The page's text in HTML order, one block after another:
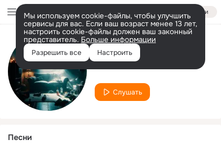
Войти
Мы используем cookie-файлы, чтобы улучшить
сервисы для вас. Если ваш возраст менее 13 лет,
настроить cookie-файлы должен ваш законный
представитель. Больше информации
Разрешить все Настроить
Исполнитель
Onizez
Слушать
Песни